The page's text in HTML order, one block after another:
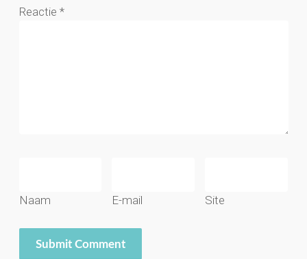
Reactie *
Naam E-mail Site